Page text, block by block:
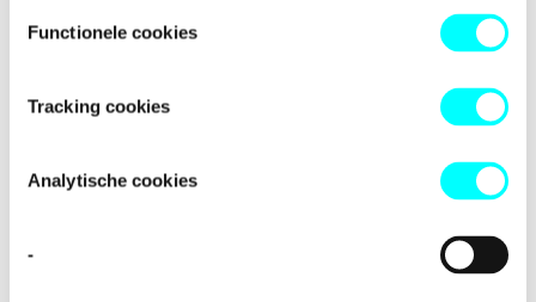
Functionele cookies
Tracking cookies
Analytische cookies
-
-side exception has occurred while
browser consolefor